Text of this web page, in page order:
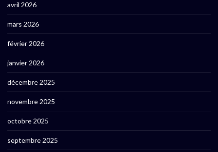
avril 2026
mars 2026
février 2026
janvier 2026
décembre 2025
novembre 2025
octobre 2025
septembre 2025